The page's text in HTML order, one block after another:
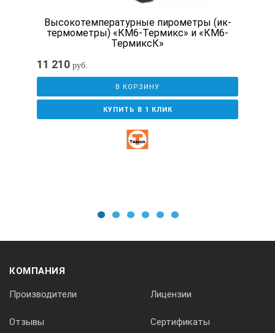
автовыключение
память
лазерный указатель цели
да
Высокотемпературные пирометры (ик-
термометры) «КМ6-Термикс» и «КМ6-
ТермиксК»
11 210 руб.
В КОРЗИНУ
КУПИТЬ В 1 КЛИК
КОМПАНИЯ
Производители Лицензии
Отзывы Сертификаты